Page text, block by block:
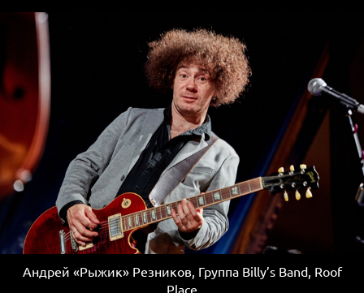
Андрей «Рыжик» Резников, Группа Billy’s Band, Roof
Place